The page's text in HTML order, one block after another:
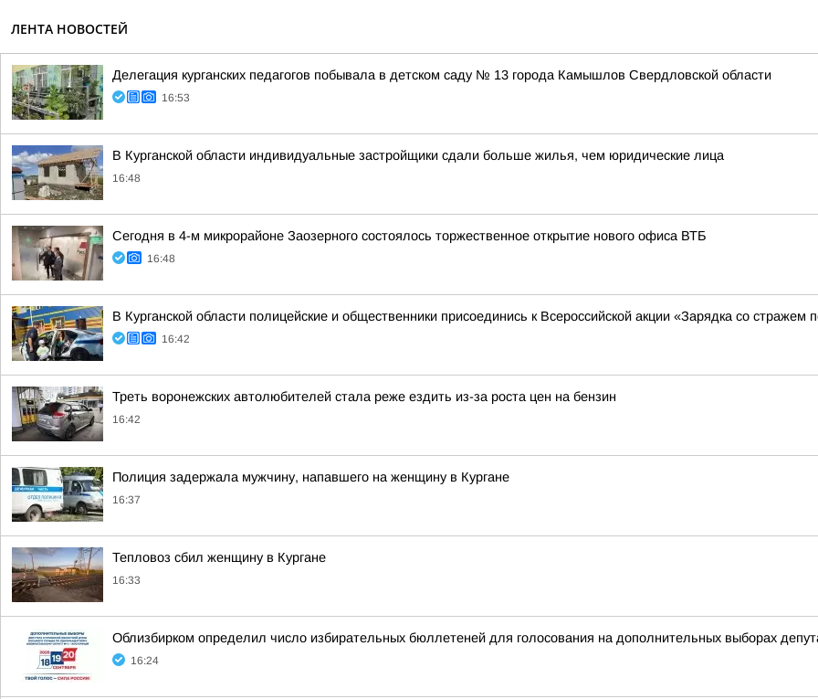
ЛЕНТА НОВОСТЕЙ
Делегация курганских педагогов побывала в детском саду № 13 города Камышлов Свердловской области
16:53
В Курганской области индивидуальные застройщики сдали больше жилья, чем юридические лица
16:48
Сегодня в 4-м микрорайоне Заозерного состоялось торжественное открытие нового офиса ВТБ
16:48
В Курганской области полицейские и общественники присоединись к Всероссийской акции «Зарядка со стражем
16:42
Треть воронежских автолюбителей стала реже ездить из-за роста цен на бензин
16:42
Полиция задержала мужчину, напавшего на женщину в Кургане
16:37
Тепловоз сбил женщину в Кургане
16:33
Облизбирком определил число избирательных бюллетеней для голосования на дополнительных выборах
16:24